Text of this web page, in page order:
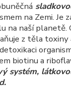
na Zemi. Je
na naší
z těla toxiny
biotinu a
systém,